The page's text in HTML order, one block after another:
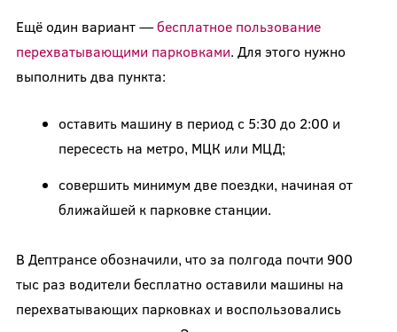
Ещё один вариант —бесплатное пользование
перехватывающими парковками. Для этого нужно
выполнить два пункта:
оставить машину в период с 5:30 до 2:00 и
пересесть на метро, МЦК или МЦД;
совершить минимум две поездки, начиная от
ближайшей к парковке станции.
В Дептрансе обозначили, что за полгода почти 900
тыс раз водители бесплатно оставили машины на
перехватывающих парковках и воспользовались